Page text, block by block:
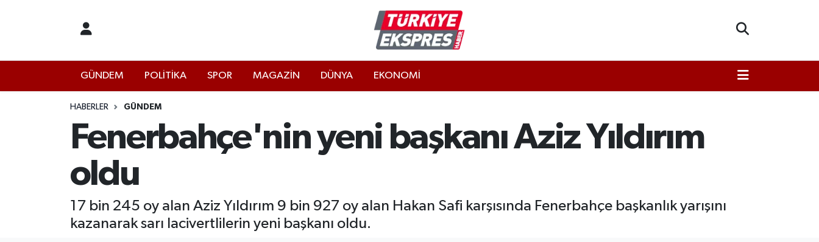
GÜNDEM POLİTİKA SPOR MAGAZİN DÜNYA EKONOMİ
HABERLER GÜNDEM
Fenerbahçe'nin yeni başkanı Aziz Yıldırım
oldu
17 bin 245 oy alan Aziz Yıldırım 9 bin 927 oy alan Hakan Safi karşısında Fenerbahçe başkanlık yarışını
kazanarak sarı lacivertlilerin yeni başkanı oldu.
İstanbul Hava Durumu
İstanbul Namaz Vakitleri
İstanbul Trafik Yoğunluk Haritası
Süper Lig Puan Durumu ve Fikstür
Tüm Manşetler